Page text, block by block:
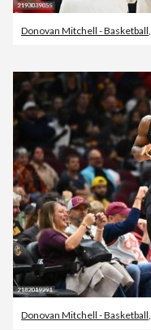
Donovan Mitchell - Basketball,
Donovan Mitchell - Basketball,